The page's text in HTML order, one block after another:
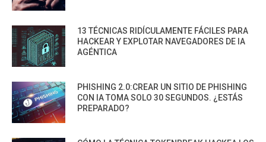
13 TÉCNICAS RIDÍCULAMENTE FÁCILES PARA
HACKEAR Y EXPLOTAR NAVEGADORES DE IA
AGÉNTICA
PHISHING 2.0:CREAR UN SITIO DE PHISHING
CON IA TOMA SOLO 30 SEGUNDOS. ¿ESTÁS
PREPARADO?